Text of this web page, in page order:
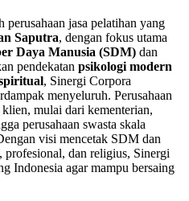
perusahaan jasa pelatihan yang
Saputra, dengan fokus utama
Daya Manusia (SDM) dan
pendekatan psikologi modern
, Sinergi Corpora
menyeluruh. Perusahaan
mulai dari kementerian,
perusahaan swasta skala
visi mencetak SDM dan
dan religius, Sinergi
Indonesia agar mampu bersaing